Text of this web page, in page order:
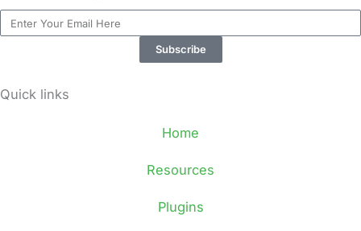
Email
Subscribe
Quick links
Home
Resources
Plugins